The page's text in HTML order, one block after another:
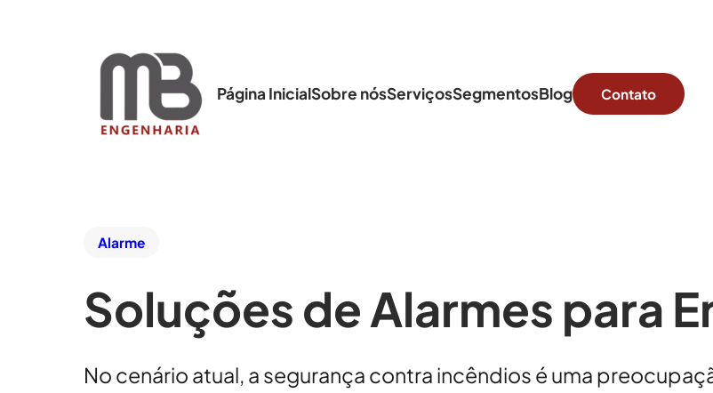
Página InicialSobre nósServiçosSegmentosBlog Contato
Alarme
Soluções de Alarmes para
No cenário atual, a segurança contra incêndios é uma